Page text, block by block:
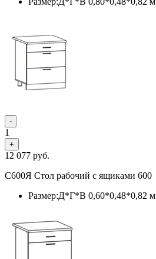
-
1
+
12 077 руб.
С600Я Стол рабочий с ящиками 600
Размер:Д*Г*В 0,60*0,48*0,82 м